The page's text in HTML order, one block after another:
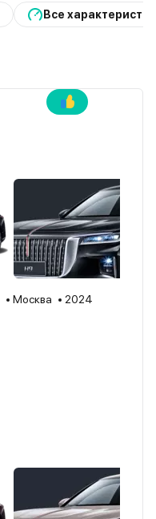
Все
Москва
2024